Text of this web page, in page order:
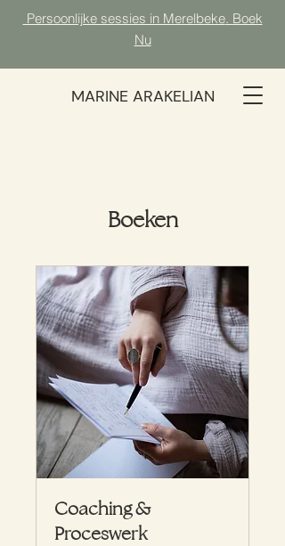
Persoonlijke sessies in Merelbeke. Boek
Nu
MARINE ARAKELIAN
Boeken
Coaching &
Proceswerk